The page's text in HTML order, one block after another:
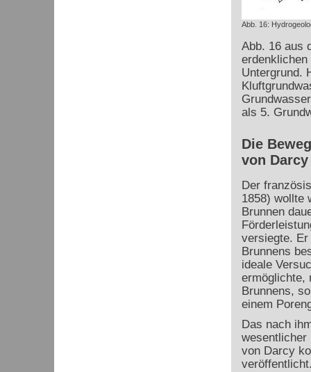
Abb. 16:
Abb. 16 aus
Untergrund.
als 5.
Die
von Darcy
Der
1858) wollte
Brunnen
versiegte.
Brunnens
ideale
ermöglichte,
Brunnens,
einem
Das nach
wesentlicher
von Darcy